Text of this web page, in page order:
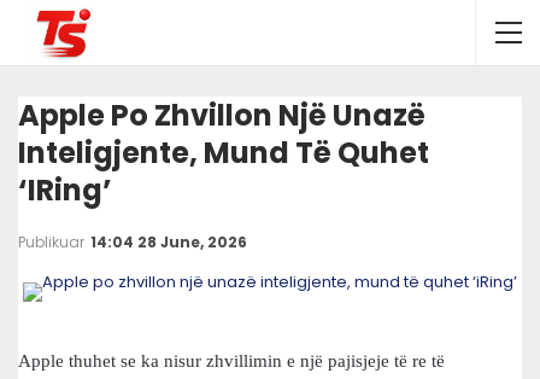
Apple Po Zhvillon Një Unazë
Inteligjente, Mund Të Quhet
‘iRing’
Publikuar 14:04 28 June, 2026
Apple thuhet se ka nisur zhvillimin e një pajisjeje të re të